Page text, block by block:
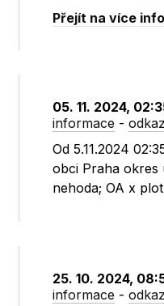
Přejít na více
05. 11. 2024,
informace -
Od 5.11.2024
obci Praha okres
nehoda; OA x
25. 10. 2024,
informace -